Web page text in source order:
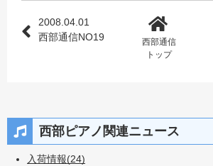
2008.04.01
西部通信NO19
西部通信
トップ
西部ピアノ関連ニュース
入荷情報(24)